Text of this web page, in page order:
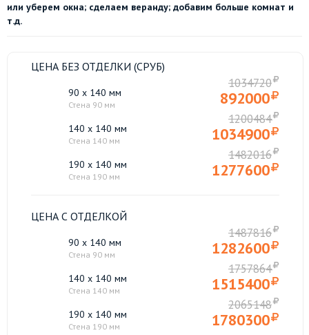
или уберем окна; сделаем веранду; добавим больше комнат и
т.д.
ЦЕНА БЕЗ ОТДЕЛКИ (СРУБ)
90 x 140 мм
Стена 90 мм
1034720
892000
140 x 140 мм
Стена 140 мм
1200484
1034900
190 x 140 мм
Стена 190 мм
1482016
1277600
ЦЕНА С ОТДЕЛКОЙ
90 x 140 мм
Стена 90 мм
1487816
1282600
140 x 140 мм
Стена 140 мм
1757864
1515400
190 x 140 мм
Стена 190 мм
2065148
1780300